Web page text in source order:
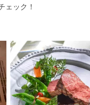
ェック！